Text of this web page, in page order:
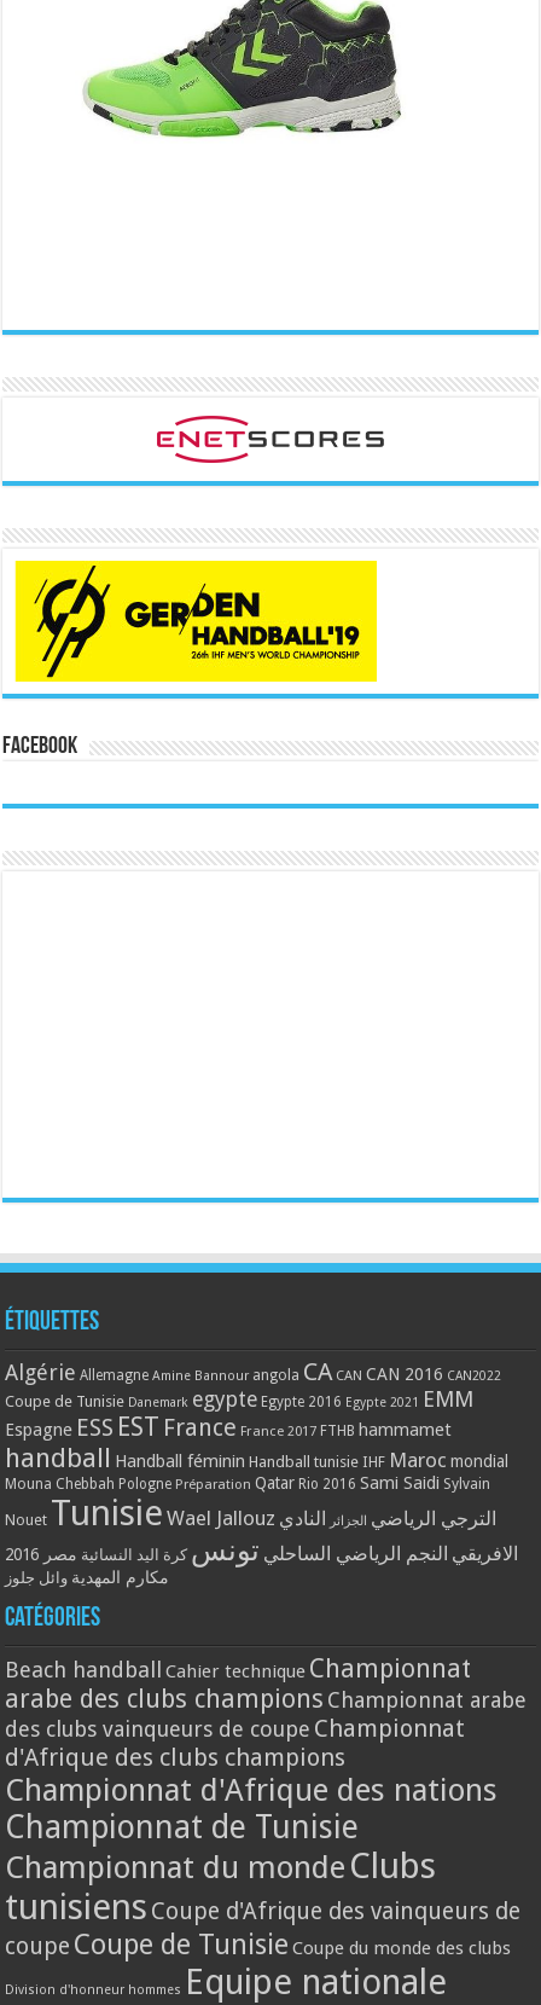
Facebook
Étiquettes
Algérie Allemagne Amine Bannour angola CA CAN CAN 2016 CAN2022
Coupe de Tunisie Danemark egypte Egypte 2016 Egypte 2021 EMM
Espagne ESS EST France France 2017 FTHB hammamet
handball Handball féminin Handball tunisie IHF Maroc mondial
Mouna Chebbah Pologne Préparation Qatar Rio 2016 Sami Saidi Sylvain
Nouet Tunisie Wael Jallouz الترجي الرياضي الجزائر النادي
الافريقي النجم الرياضي الساحلي تونس كرة اليد النسائية مصر 2016
مكارم المهدية وائل جلوز
Catégories
Beach handball Cahier technique Championnat
arabe des clubs champions Championnat arabe
des clubs vainqueurs de coupe Championnat
d'Afrique des clubs champions
Championnat d'Afrique des nations
Championnat de Tunisie
Championnat du monde Clubs
tunisiens Coupe d'Afrique des vainqueurs de
coupe Coupe de Tunisie Coupe du monde des clubs
Division d'honneur hommes Equipe nationale